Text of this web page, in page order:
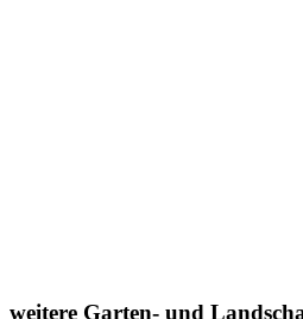
weitere Garten- und